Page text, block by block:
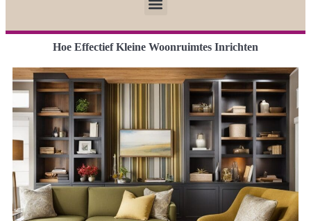
Hoe Effectief Kleine Woonruimtes Inrichten